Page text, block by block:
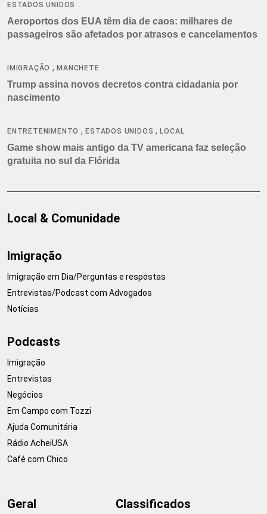
ESTADOS UNIDOS
Aeroportos dos EUA têm dia de caos: milhares de
passageiros são afetados por atrasos e cancelamentos
IMIGRAÇÃO ,MANCHETE
Trump assina novos decretos contra cidadania por
nascimento
ENTRETENIMENTO ,ESTADOS UNIDOS ,LOCAL
Game show mais antigo da TV americana faz seleção
gratuita no sul da Flórida
Local & Comunidade
Imigração
Imigração em Dia/Perguntas e respostas
Entrevistas/Podcast com Advogados
Notícias
Podcasts
Imigração
Entrevistas
Negócios
Em Campo com Tozzi
Ajuda Comunitária
Rádio AcheiUSA
Café com Chico
Geral Classificados